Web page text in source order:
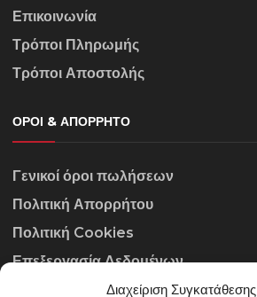
Διαχείριση Συγκατάθεσης
Επικοινωνία
Τρόποι Πληρωμής
Τρόποι Αποστολής
ΌΡΟΙ & ΑΠΌΡΡΗΤΟ
Γενικοί όροι πωλήσεων
Πολιτική Απορρήτου
Πολιτική Cookies
Επεξεργασία Δεδομένων